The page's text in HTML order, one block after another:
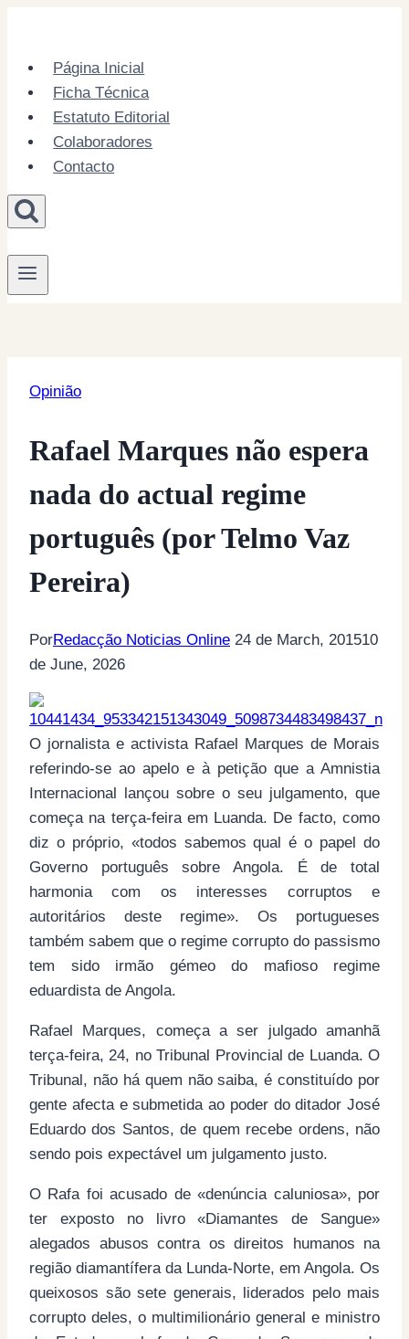
contentPágina Inicial
Ficha Técnica
Estatuto Editorial
Colaboradores
Contacto
Opinião
Rafael Marques não espera
nada do actual regime
português (por Telmo Vaz
Pereira)
PorRedacção Noticias Online 24 de March, 201510
de June, 2026
O jornalista e activista Rafael Marques de Morais​
referindo-se ao apelo e à petição que a Amnistia
Internacional lançou sobre o seu julgamento, que
começa na terça-feira em Luanda. De facto, como
diz o próprio, «todos sabemos qual é o papel do
Governo português sobre Angola. É de total
harmonia com os interesses corruptos e
autoritários deste regime». Os portugueses
também sabem que o regime corrupto do passismo
tem sido irmão gémeo do mafioso regime
eduardista de Angola.
Rafael Marques, começa a ser julgado amanhã
terça-feira, 24, no Tribunal Provincial de Luanda. O
Tribunal, não há quem não saiba, é constituído por
gente afecta e submetida ao poder do ditador José
Eduardo dos Santos, de quem recebe ordens, não
sendo pois expectável um julgamento justo.
O Rafa foi acusado de «denúncia caluniosa», por
ter exposto no livro «Diamantes de Sangue»
alegados abusos contra os direitos humanos na
região diamantífera da Lunda-Norte, em Angola. Os
queixosos são sete generais, liderados pelo mais
corrupto deles, o multimilionário general e ministro